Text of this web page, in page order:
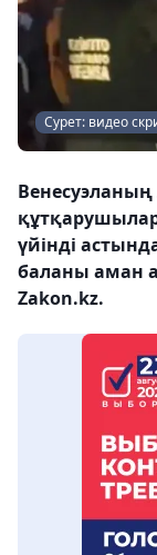
Сурет: видео
Венесуэланың
құтқарушылар
үйінді
баланы аман
Zakon.kz.